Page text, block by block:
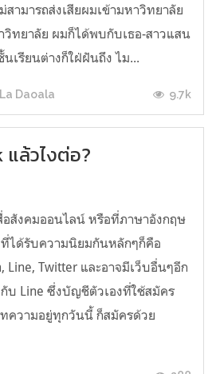
ามารถส่งเสียผมเข้ามหาวิทยาลัย
ทยาลัย ผมก็ได้พบกับเธอ-สาวแสน
เรียนต่างก็ใฝ่ฝันถึง ไม...
Daoala 9.7k
แล้วไงต่อ?
สังคมออนไลน์ หรือที่ภาษาอังกฤษ
ที่ได้รับความนิยมกันหลักๆก็คือ
Line, Twitter และอาจมีเว็บอื่นๆอีก
กับ Line ซึ่งบัญชีตัวเองที่ใช้สมัคร
ความอยู่ทุกวันนี้ ก็สมัครด้วย